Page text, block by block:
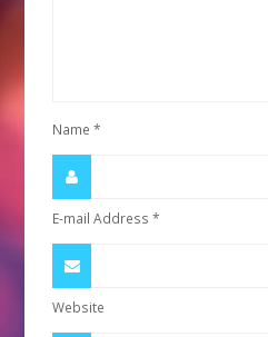
Name*
E-mail Address*
Website